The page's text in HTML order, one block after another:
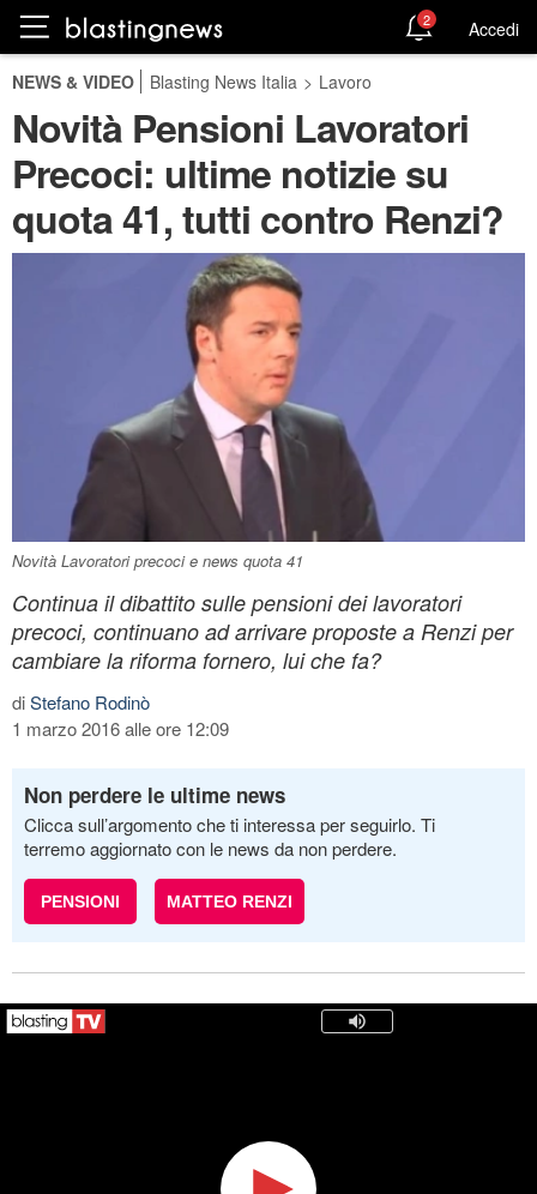
2 Accedi
NEWS & VIDEO Blasting News Italia > Lavoro
Novità Pensioni Lavoratori
Precoci: ultime notizie su
quota 41, tutti contro Renzi?
Novità Lavoratori precoci e news quota 41
Continua il dibattito sulle pensioni dei lavoratori
precoci, continuano ad arrivare proposte a Renzi per
cambiare la riforma fornero, lui che fa?
diStefano Rodinò
1 marzo 2016 alle ore 12:09
Non perdere le ultime news
Clicca sull’argomento che ti interessa per seguirlo. Ti
terremo aggiornato con le news da non perdere.
PENSIONI MATTEO RENZI